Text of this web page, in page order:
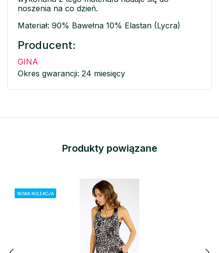
noszenia na co dzień.
Materiał: 90% Bawełna 10% Elastan (Lycra)
Producent:
GINA
Okres gwarancji: 24 miesięcy
Produkty powiązane
NOWA KOLEKCJA